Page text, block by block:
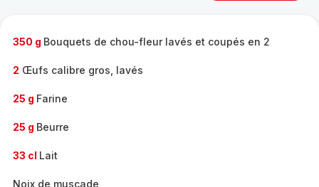
350 g Bouquets de chou-fleur lavés et coupés en 2
2 Œufs calibre gros, lavés
25 g Farine
25 g Beurre
33 cl Lait
Noix de muscade